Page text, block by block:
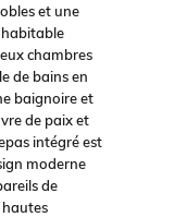
et une
chambres
de bains en
baignoire et
de paix et
intégré est
moderne
de